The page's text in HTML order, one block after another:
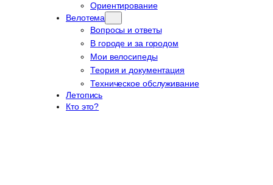
Ориентирование
Велотема
Вопросы и ответы
В городе и за городом
Мои велосипеды
Теория и документация
Техническое обслуживание
Летопись
Кто это?